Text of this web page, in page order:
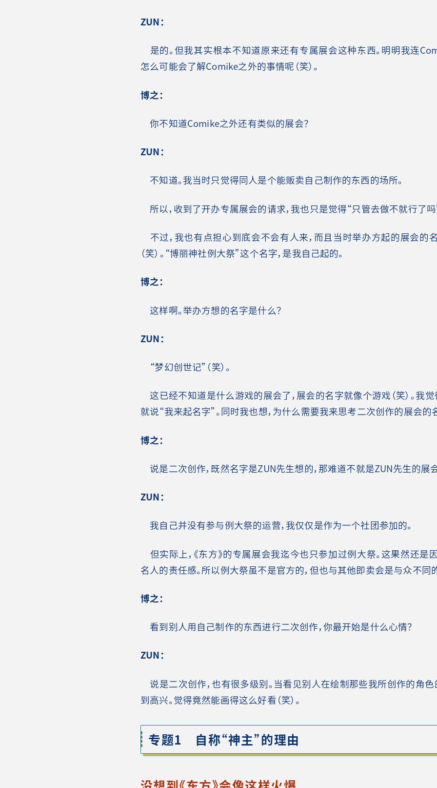
ZUN：
是的。但我其实根本不知道原来还有专属展会这种东西。明明我连
怎么可能会了解Comike之外的事情呢（笑）。
博之：
你不知道Comike之外还有类似的展会？
ZUN：
不知道。我当时只觉得同人是个能贩卖自己制作的东西的场所。
所以，收到了开办专属展会的请求，我也只是觉得“只管去做不就行了吗
不过，我也有点担心到底会不会有人来，而且当时举办方起的展会的
（笑）。“博丽神社例大祭”这个名字，是我自己起的。
博之：
这样啊。举办方想的名字是什么？
ZUN：
“梦幻创世记”（笑）。
这已经不知道是什么游戏的展会了，展会的名字就像个游戏（笑）。我
就说“我来起名字”。同时我也想，为什么需要我来思考二次创作的展会的名
博之：
说是二次创作，既然名字是ZUN先生想的，那难道不就是ZUN先生的展
ZUN：
我自己并没有参与例大祭的运营，我仅仅是作为一个社团参加的。
但实际上，《东方》的专属展会我迄今也只参加过例大祭。这果然还是
名人的责任感。所以例大祭虽不是官方的，但也与其他即卖会是与众不同
博之：
看到别人用自己制作的东西进行二次创作，你最开始是什么心情？
ZUN：
说是二次创作，也有很多级别。当看见别人在绘制那些我所创作的角色
到高兴。觉得竟然能画得这么好看（笑）。
专题1 自称“神主”的理由